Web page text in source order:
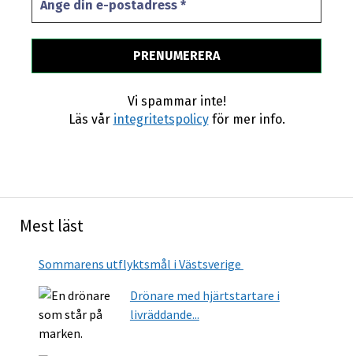
Vi spammar inte!
Läs vår integritetspolicyför mer info.
Mest läst
Sommarens utflyktsmål i Västsverige
Drönare med hjärtstartare i
livräddande...